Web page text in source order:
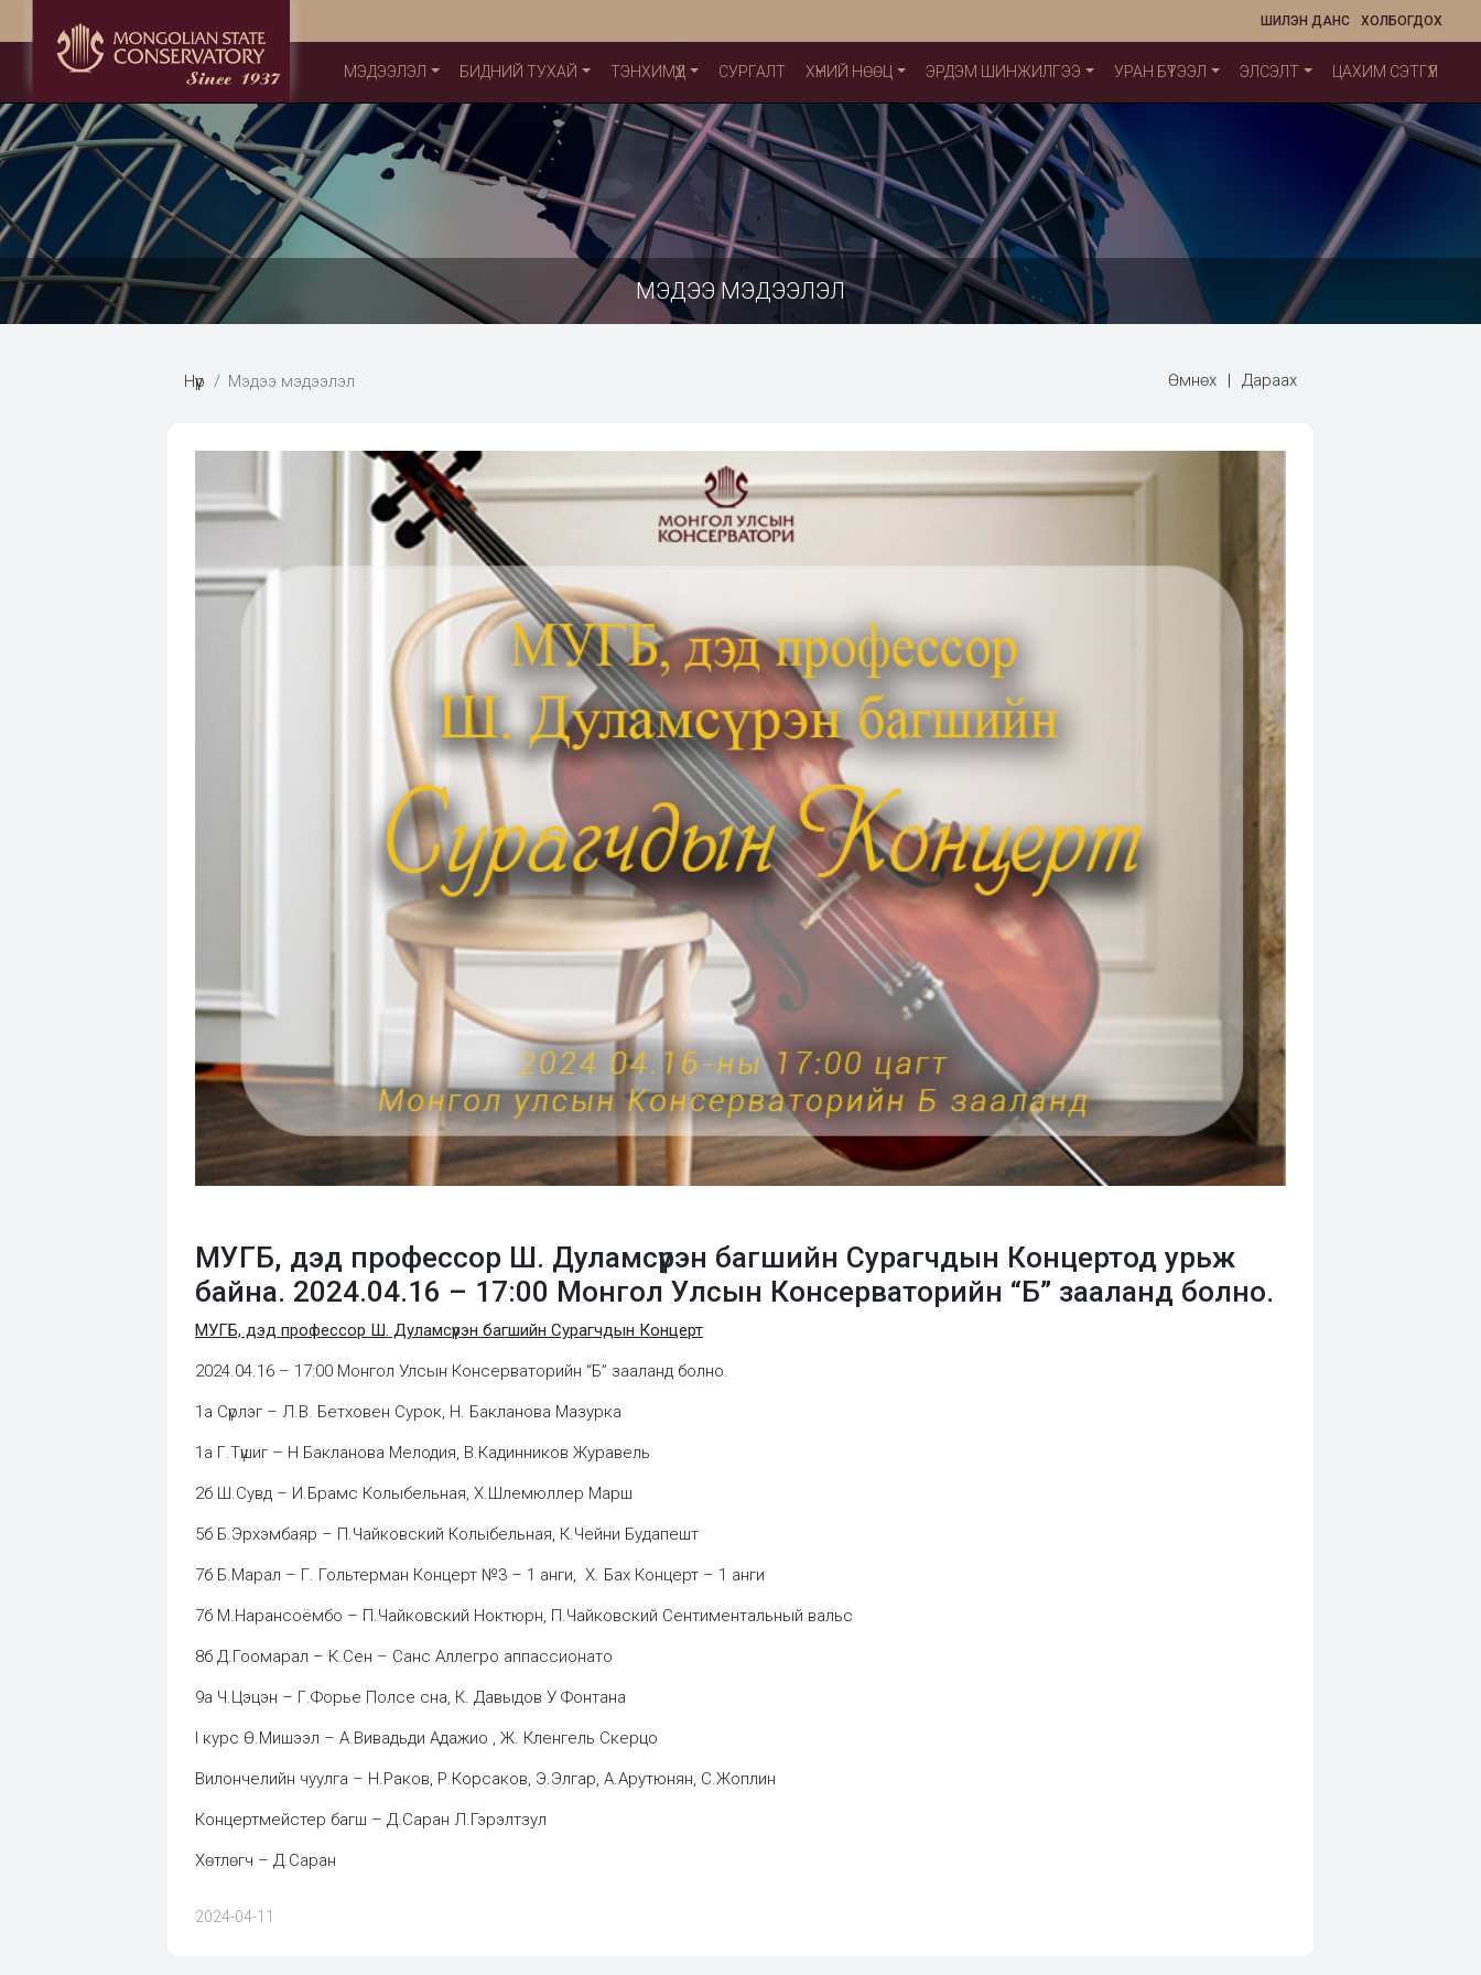
ХОЛБОГДОХ
ШИЛЭН ДАНС
МЭДЭЭЛЭЛ БИДНИЙ ТУХАЙ ТЭНХИМҮҮД СУРГАЛТ ХҮНИЙ НӨӨЦ ЭРДЭМ ШИНЖИЛГЭЭ УРАН БҮТЭЭЛ ЭЛСЭЛТ ЦАХИМ СЭТГҮҮЛ
МЭДЭЭ МЭДЭЭЛЭЛ
Нүүр Мэдээ мэдээлэл Өмнөх | Дараах
МУГБ, дэд профессор Ш. Дуламсүрэн багшийн Сурагчдын Концертод урьж
байна. 2024.04.16 – 17:00 Монгол Улсын Консерваторийн “Б” зааланд болно.
МУГБ, дэд профессор Ш. Дуламсүрэн багшийн Сурагчдын Концерт
2024.04.16 – 17:00 Монгол Улсын Консерваторийн “Б” зааланд болно.
1а Сүрлэг – Л.В. Бетховен Сурок, Н. Бакланова Мазурка
1а Г.Түшиг – Н Бакланова Мелодия, В.Кадинников Журавель
2б Ш.Сувд – И.Брамс Колыбельная, Х.Шлемюллер Марш
5б Б.Эрхэмбаяр – П.Чайковский Колыбельная, К.Чейни Будапешт
7б Б.Марал – Г. Гольтерман Концерт №3 – 1 анги, Х. Бах Концерт – 1 анги
7б М.Нарансоёмбо – П.Чайковский Ноктюрн, П.Чайковский Сентиментальный вальс
8б Д.Гоомарал – К.Сен – Санс Аллегро аппассионато
9а Ч.Цэцэн – Г.Форье Полсе сна, К. Давыдов У Фонтана
I курс Ө.Мишээл – А.Вивадьди Адажио , Ж. Кленгель Скерцо
Вилончелийн чуулга – Н.Раков, Р.Корсаков, Э.Элгар, А.Арутюнян, С.Жоплин
Концертмейстер багш – Д.Саран Л.Гэрэлтзул
Хөтлөгч – Д.Саран
2024-04-11